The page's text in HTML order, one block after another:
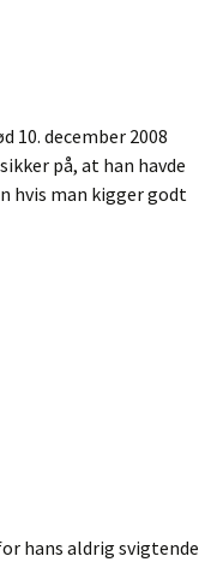
10. december 2008
på, at han havde
hvis man kigger godt
hans aldrig svigtende